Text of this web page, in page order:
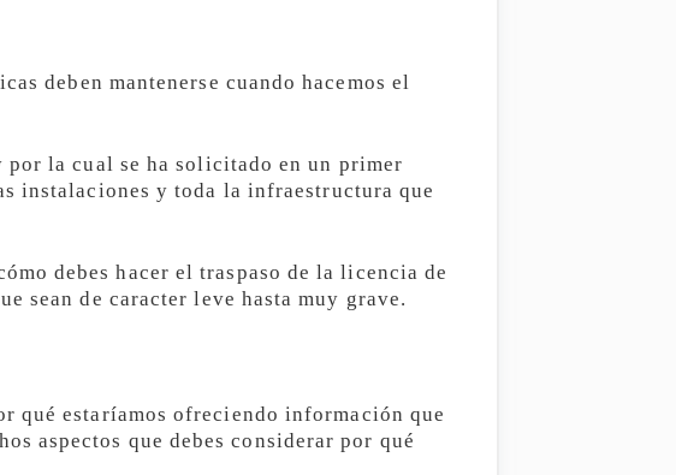
deben mantenerse cuando hacemos el
la cual se ha solicitado en un primer
instalaciones y toda la infraestructura que
debes hacer el traspaso de la licencia de
sean de caracter leve hasta muy grave.
qué estaríamos ofreciendo información que
aspectos que debes considerar por qué